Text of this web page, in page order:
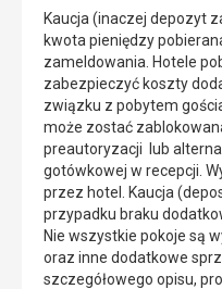
Kaucja (inaczej depozyt
kwota pieniędzy
zameldowania. Hotele
zabezpieczyć koszty
związku z pobytem
może zostać
preautoryzacji lub
gotówkowej w recepcji.
przez hotel. Kaucja
przypadku braku
Nie wszystkie pokoje są
oraz inne dodatkowe
szczegółowego opisu,